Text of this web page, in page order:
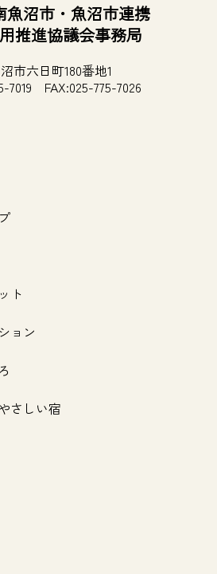
魚沼市・魚沼市連携
推進協議会事務局
市六日町180番地1
7019 FAX:025-775-7026
ト
ョン
さしい宿